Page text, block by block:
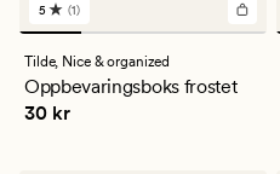
1
anmeldelser
med
en
gjennomsnittlig
vurdering
5 (1)
Tilde, Nice & organized
Oppbevaringsboks frostet
Pris 30 kr
30 kr